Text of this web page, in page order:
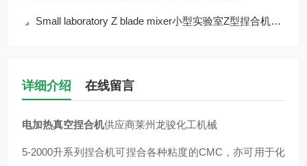
Small laboratory Z blade mixer小型实验室Z型捏合机厂家介绍
详细介绍 在线留言
电加热真空捏合机供应商莱州龙骏化工机械
5-2000升系列捏合机可捏合各种粘度的CMC，亦可用于化